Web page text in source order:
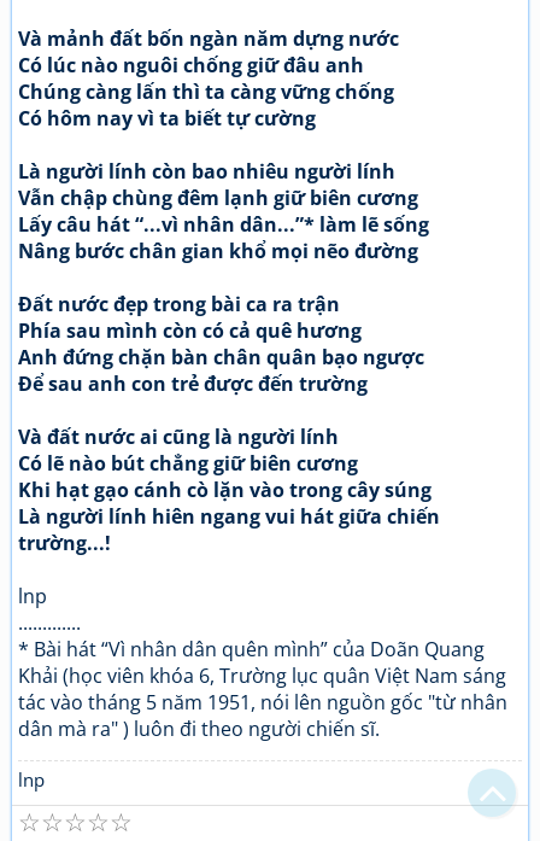
Và mảnh đất bốn ngàn năm dựng nước
Có lúc nào nguôi chống giữ đâu anh
Chúng càng lấn thì ta càng vững chống
Có hôm nay vì ta biết tự cường
Là người lính còn bao nhiêu người lính
Vẫn chập chùng đêm lạnh giữ biên cương
Lấy câu hát “...vì nhân dân...”* làm lẽ sống
Nâng bước chân gian khổ mọi nẽo đường
Đất nước đẹp trong bài ca ra trận
Phía sau mình còn có cả quê hương
Anh đứng chặn bàn chân quân bạo ngược
Để sau anh con trẻ được đến trường
Và đất nước ai cũng là người lính
Có lẽ nào bút chẳng giữ biên cương
Khi hạt gạo cánh cò lặn vào trong cây súng
Là người lính hiên ngang vui hát giữa chiến
trường...!
lnp
.............
* Bài hát “Vì nhân dân quên mình” của Doãn Quang
Khải (học viên khóa 6, Trường lục quân Việt Nam sáng
tác vào tháng 5 năm 1951, nói lên nguồn gốc "từ nhân
dân mà ra" ) luôn đi theo người chiến sĩ.
lnp
☆
☆
☆
☆
☆